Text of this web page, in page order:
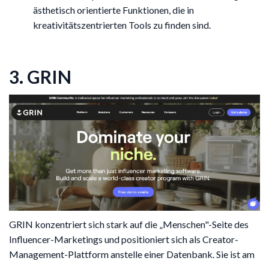
ästhetisch orientierte Funktionen, die in
kreativitätszentrierten Tools zu finden sind.
3. GRIN
GRIN konzentriert sich stark auf die „Menschen"-Seite des
Influencer-Marketings und positioniert sich als Creator-
Management-Plattform anstelle einer Datenbank. Sie ist am